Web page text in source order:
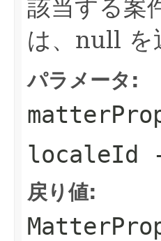
該当する案
は、null を
パラメータ:
localeId
戻り値: